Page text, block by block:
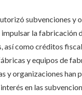
subvenciones y
la fabricación
así como créditos
y equipos de
y organizaciones han
en las